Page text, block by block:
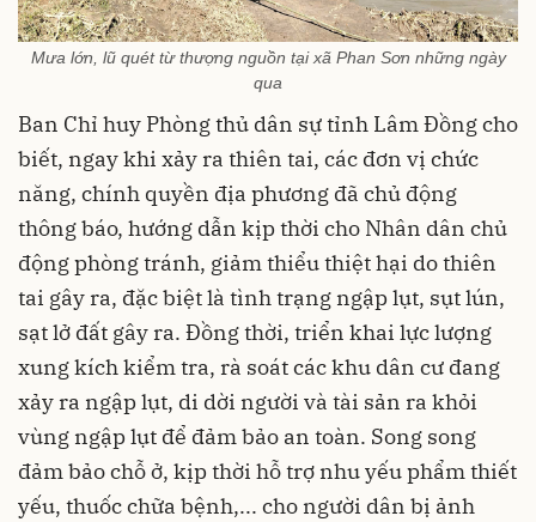
Mưa lớn, lũ quét từ thượng nguồn tại xã Phan Sơn những ngày
qua
Ban Chỉ huy Phòng thủ dân sự tỉnh Lâm Đồng cho
biết, ngay khi xảy ra thiên tai, các đơn vị chức
năng, chính quyền địa phương đã chủ động
thông báo, hướng dẫn kịp thời cho Nhân dân chủ
động phòng tránh, giảm thiểu thiệt hại do thiên
tai gây ra, đặc biệt là tình trạng ngập lụt, sụt lún,
sạt lở đất gây ra. Đồng thời, triển khai lực lượng
xung kích kiểm tra, rà soát các khu dân cư đang
xảy ra ngập lụt, di dời người và tài sản ra khỏi
vùng ngập lụt để đảm bảo an toàn. Song song
đảm bảo chỗ ở, kịp thời hỗ trợ nhu yếu phẩm thiết
yếu, thuốc chữa bệnh,... cho người dân bị ảnh